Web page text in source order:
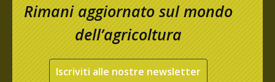
Rimani aggiornato sul mondo
dell’agricoltura
Iscriviti alle nostre newsletter